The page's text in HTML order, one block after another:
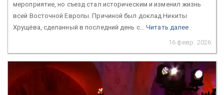
мероприятие, но съезд стал историческим и изменил жизнь
всей Восточной Европы. Причиной был доклад Никиты
Хрущёва, сделанный в последний день с...Читать далее
16 февр. 2026